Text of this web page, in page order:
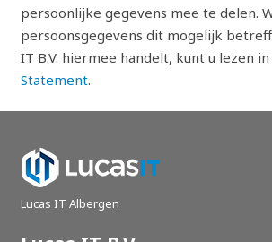
persoonlijke gegevens mee te delen.
persoonsgegevens dit mogelijk
IT B.V. hiermee handelt, kunt u lezen
Statement.
Lucas IT Albergen